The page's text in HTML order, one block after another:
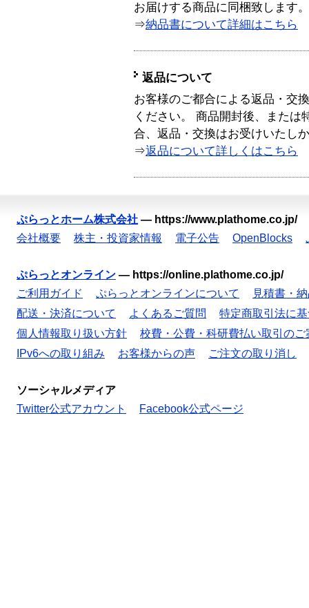
お届けする商品に同梱致します。
⇒納品書について詳細はこちら
返品について
お客様のご都合による返品・交
ください。 商品開封後、または
合、返品・交換はお受けいたし
⇒返品について詳しくはこちら
ぷらっとホーム株式会社 — https://www.plathome.co.jp/
会社概要
株主・投資家情報 電子公告 OpenBlocks
ぷらっとオンライン — https://online.plathome.co.jp/
ご利用ガイド
ぷらっとオンラインについて
見積書・
配送・決済について
よくあるご質問
特定商取引法に
個人情報取り扱い方針
校費・公費・科研費払い取引のご
IPv6への取り組み
お客様からの声 ご注文の取り消し
ソーシャルメディア
Twitter公式アカウント
Facebook公式ページ